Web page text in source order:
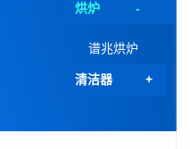
烘炉
谱兆烘炉
清洁器